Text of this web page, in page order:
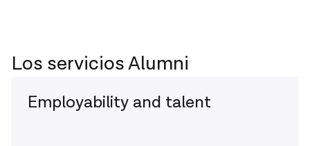
Los servicios Alumni
Employability and talent